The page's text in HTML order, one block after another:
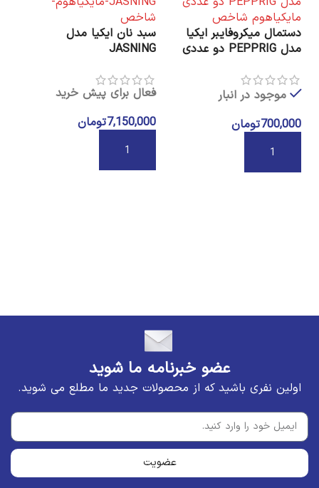
دستمال میکروفایبر ایکیا
مدل PEPPRIG دو عددی
موجود در انبار
700,000تومان
افزودن به سبد خرید
سبد نان ایکیا مدل
JASNING
فعال برای پیش خرید
7,150,000تومان
افزودن به سبد خرید
عضو خبرنامه ما شوید
اولین نفری باشید که از محصولات جدید ما مطلع می شوید.
عضویت